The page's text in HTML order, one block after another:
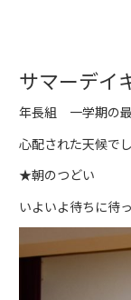
サマーデイ
年長組 一学期の
心配された天候で
★朝のつどい
いよいよ待ちに待